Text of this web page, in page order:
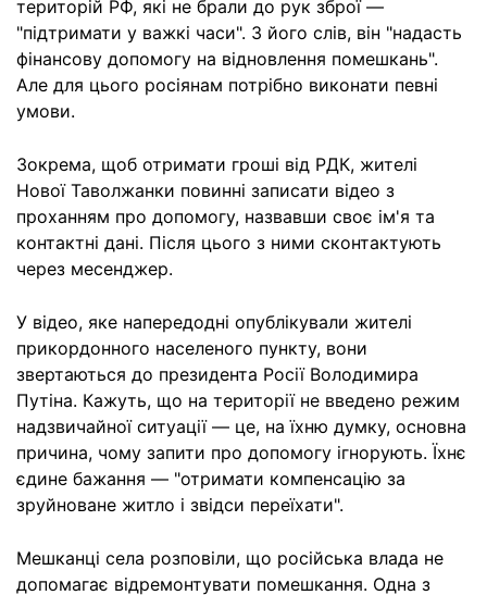
територій РФ, які не брали до рук зброї —
"підтримати у важкі часи". З його слів, він "надасть
фінансову допомогу на відновлення помешкань".
Але для цього росіянам потрібно виконати певні
умови.
Зокрема, щоб отримати гроші від РДК, жителі
Нової Таволжанки повинні записати відео з
проханням про допомогу, назвавши своє ім'я та
контактні дані. Після цього з ними сконтактують
через месенджер.
У відео, яке напередодні опублікували жителі
прикордонного населеного пункту, вони
звертаються до президента Росії Володимира
Путіна. Кажуть, що на території не введено режим
надзвичайної ситуації — це, на їхню думку, основна
причина, чому запити про допомогу ігнорують. Їхнє
єдине бажання — "отримати компенсацію за
зруйноване житло і звідси переїхати".
Мешканці села розповіли, що російська влада не
допомагає відремонтувати помешкання. Одна з